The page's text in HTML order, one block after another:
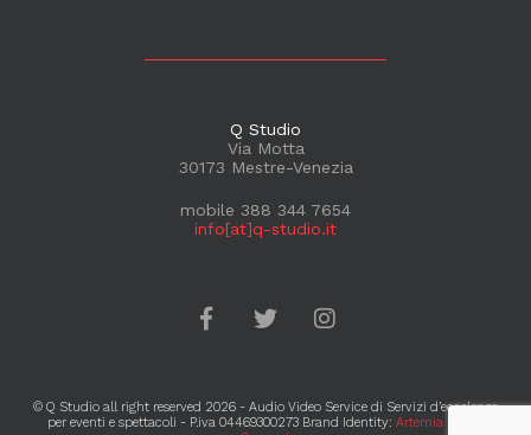
Q Studio
Via Motta
30173 Mestre-Venezia
mobile 388 344 7654
info[at]q-studio.it
© Q Studio all right reserved 2026 - Audio Video Service di Servizi d’eccelenza
per eventi e spettacoli - P.iva 04469300273 Brand Identity: Artemia Brand